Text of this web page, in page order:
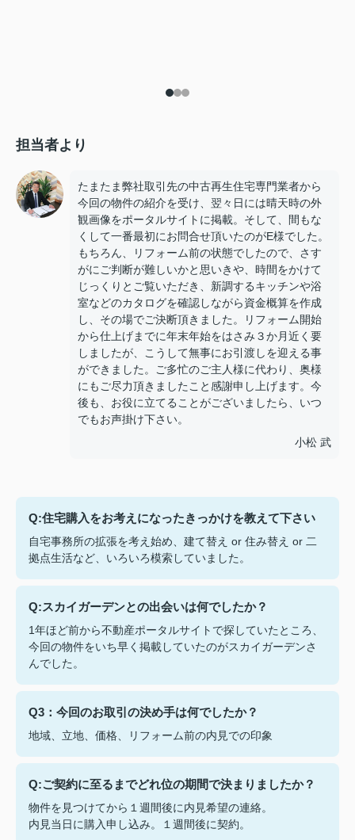
担当者より
たまたま弊社取引先の中古再生住宅専門業者から
今回の物件の紹介を受け、翌々日には晴天時の外
観画像をポータルサイトに掲載。そして、間もな
くして一番最初にお問合せ頂いたのがE様でした。
もちろん、リフォーム前の状態でしたので、さす
がにご判断が難しいかと思いきや、時間をかけて
じっくりとご覧いただき、新調するキッチンや浴
室などのカタログを確認しながら資金概算を作成
し、その場でご決断頂きました。リフォーム開始
から仕上げまでに年末年始をはさみ３か月近く要
しましたが、こうして無事にお引渡しを迎える事
ができました。ご多忙のご主人様に代わり、奥様
にもご尽力頂きましたこと感謝申し上げます。今
後も、お役に立てることがございましたら、いつ
でもお声掛け下さい。
小松 武
Q:住宅購入をお考えになったきっかけを教えて下さい
自宅事務所の拡張を考え始め、建て替え or 住み替え or 二
拠点生活など、いろいろ模索していました。
Q:スカイガーデンとの出会いは何でしたか？
1年ほど前から不動産ポータルサイトで探していたところ、
今回の物件をいち早く掲載していたのがスカイガーデンさ
んでした。
Q3：今回のお取引の決め手は何でしたか？
地域、立地、価格、リフォーム前の内見での印象
Q:ご契約に至るまでどれ位の期間で決まりましたか？
物件を見つけてから１週間後に内見希望の連絡。
内見当日に購入申し込み。１週間後に契約。